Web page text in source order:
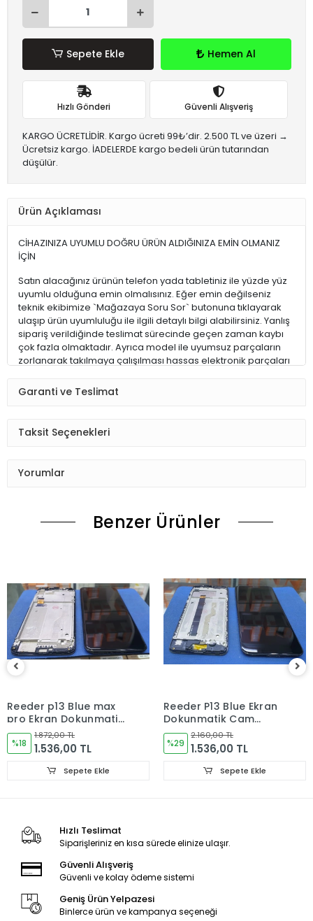
Sepete Ekle Hemen Al
Hızlı Gönderi Güvenli Alışveriş
KARGO ÜCRETLİDİR. Kargo ücreti 99₺’dir. 2.500 TL ve üzeri →
Ücretsiz kargo. İADELERDE kargo bedeli ürün tutarından
düşülür.
Ürün Açıklaması
CİHAZINIZA UYUMLU DOĞRU ÜRÜN ALDIĞINIZA EMİN OLMANIZ
İÇİN
Satın alacağınız ürünün telefon yada tabletiniz ile yüzde yüz
uyumlu olduğuna emin olmalısınız. Eğer emin değilseniz
teknik ekibimize `Mağazaya Soru Sor` butonuna tıklayarak
ulaşıp ürün uyumluluğu ile ilgili detaylı bilgi alabilirsiniz. Yanlış
sipariş verildiğinde teslimat sürecinde geçen zaman kaybı
çok fazla olmaktadır. Ayrıca model ile uyumsuz parçaların
zorlanarak takılmaya çalışılması hassas elektronik parçaları
üzerinden model numarasını alabilirsiniz.
ÜRÜN TESLİMATI
Tüm cep telefonu yedek parça siparişleriniz hafta içi saat
15:30’ a kadar, Cumartesi ise saat 11:00’e kadar AYNI GÜN
kargoya verilir. Pazar ve resmi tatillerde verdiğiniz siparişler
bir sonraki iş günü içerisinde kargoya verilir.
ÜRÜN GÖNDERİMİ
Ürünler paketleme aşamasında kontrol edilmektedir. Tüm
ürünler ambalajında sert kutuda kargo şartlarına dayanacak
gönderilmektedir.
GARANTİ DURUMU
Kullanıcıdan kaynaklanan sorunlar garanti kapsamı
dışındadır!
İADE VE DEĞİŞİM KURALLARI
Garanti ve Teslimat
Taksit Seçenekleri
Yorumlar
Benzer Ürünler
Reeder p13 Blue max
pro Ekran Dokunmatik
Cam (ÇITALI)
%18
1.872,00 TL
1.536,00 TL
Sepete Ekle
Reeder P13 Blue Ekran
Dokunmatik Cam
(ÇITALI)
%29
2.160,00 TL
1.536,00 TL
Sepete Ekle
Hızlı Teslimat
Siparişleriniz en kısa sürede elinize ulaşır.
Güvenli Alışveriş
Güvenli ve kolay ödeme sistemi
Geniş Ürün Yelpazesi
Binlerce ürün ve kampanya seçeneği